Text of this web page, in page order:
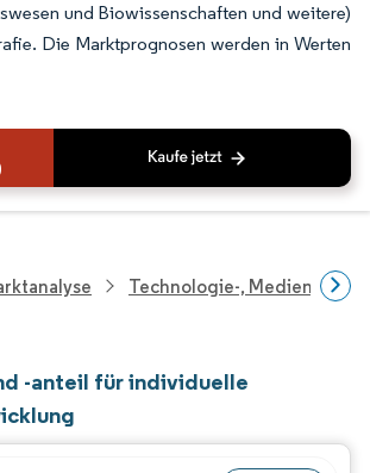
und Biowissenschaften und weitere)
Die Marktprognosen werden in Werten
Technologie-, Medien- Und
-anteil für individuelle